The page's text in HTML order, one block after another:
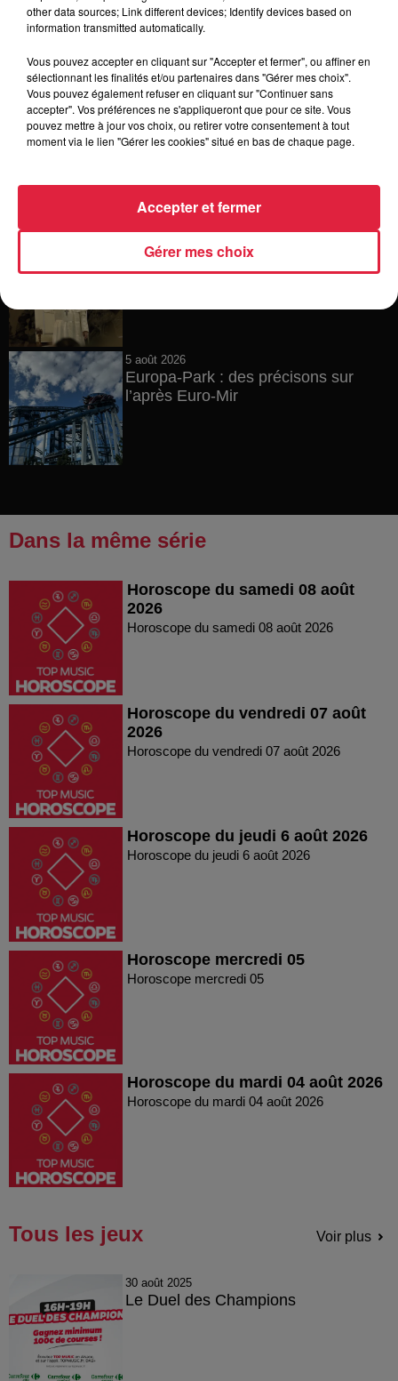
6 août 2026
Tags antisémites à Strasbourg :
Catherine Trautmann réagit
6 août 2026
Au zoo de Mulhouse : rencontre
Les dernières infos sur la venue du
pape à Metz en septembre
5 août 2026
Europa-Park : des précisons sur
l’après Euro-Mir
Dans la même série
Horoscope du samedi 08 août
2026
Horoscope du samedi 08 août 2026
Horoscope du vendredi 07 août
2026
Horoscope du vendredi 07 août 2026
Horoscope du jeudi 6 août 2026
Horoscope du jeudi 6 août 2026
Horoscope mercredi 05
Horoscope mercredi 05
Horoscope du mardi 04 août 2026
Horoscope du mardi 04 août 2026
Tous les jeux Voir plus
30 août 2025
Le Duel des Champions
other data sources; Link different devices; Identify devices based on
information transmitted automatically.
Vous pouvez accepter en cliquant sur "Accepter et fermer", ou affiner en
sélectionnant les finalités et/ou partenaires dans "Gérer mes choix".
Vous pouvez également refuser en cliquant sur "Continuer sans
accepter". Vos préférences ne s'appliqueront que pour ce site. Vous
pouvez mettre à jour vos choix, ou retirer votre consentement à tout
moment via le lien "Gérer les cookies" situé en bas de chaque page.
Gérer mes choix
Accepter et fermer